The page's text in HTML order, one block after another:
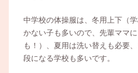
中学校の体操服は、冬用上下（
かない子も多いので、先輩ママ
も！）、夏用は洗い替えも必要
段になる学校も多いです。